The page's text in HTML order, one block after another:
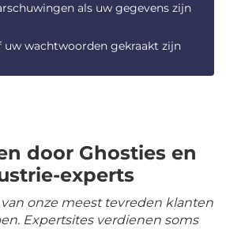
als uw gegevens zijn
uw wachtwoorden gekraakt zijn
door Ghosties en
experts
onze meest tevreden klanten
Expertsites verdienen soms